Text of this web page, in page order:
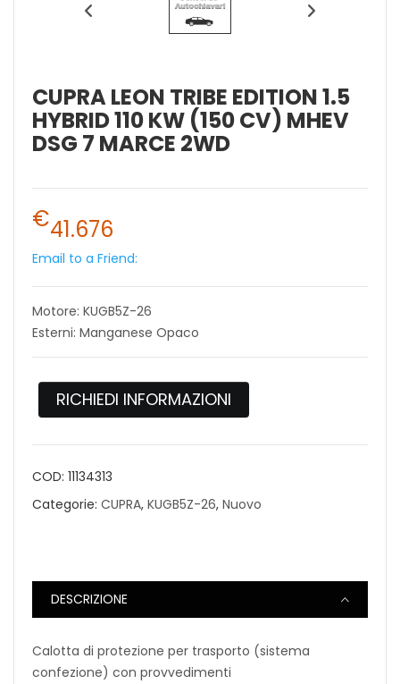
CUPRA LEON TRIBE EDITION 1.5
HYBRID 110 KW (150 CV) MHEV
DSG 7 MARCE 2WD
€41.676
Email to a Friend:
Motore: KUGB5Z-26
Esterni: Manganese Opaco
RICHIEDI INFORMAZIONI
COD: 11134313
Categorie: CUPRA, KUGB5Z-26, Nuovo
DESCRIZIONE
Calotta di protezione per trasporto (sistema
confezione) con provvedimenti